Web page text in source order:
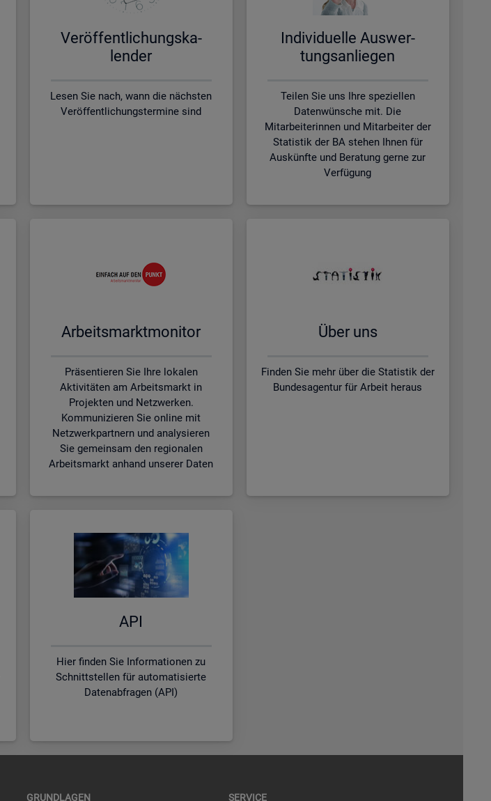
Ver­öf­fent­li­chungs­ka­
len­der
Lesen Sie nach, wann die nächsten
Veröffentlichungstermine sind
In­di­vi­du­el­le Aus­wer­
tungs­an­lie­gen
Teilen Sie uns Ihre speziellen
Datenwünsche mit. Die
Mitarbeiterinnen und Mitarbeiter der
Statistik der BA stehen Ihnen für
Auskünfte und Beratung gerne zur
Verfügung
Ar­beits­markt­mo­ni­tor
Präsentieren Sie Ihre lokalen
Aktivitäten am Arbeitsmarkt in
Projekten und Netzwerken.
Kommunizieren Sie online mit
Netzwerkpartnern und analysieren
Sie gemeinsam den regionalen
Arbeitsmarkt anhand unserer Daten
Über uns
Finden Sie mehr über die Statistik der
Bundesagentur für Arbeit heraus
API
Hier finden Sie Informationen zu
Schnittstellen für automatisierte
Datenabfragen (API)
GRUND­LA­GEN SER­VICE